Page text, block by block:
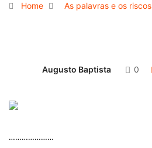
Home As palavras e os riscos
Augusto Baptista 0
…………………